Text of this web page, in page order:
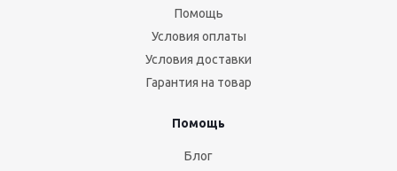
Помощь
Условия оплаты
Условия доставки
Гарантия на товар
Помощь
Блог